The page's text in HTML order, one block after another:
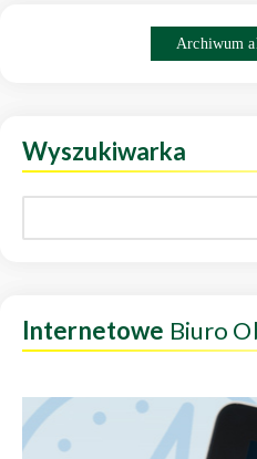
Archiwum
Wyszukiwarka
Internetowe Biuro